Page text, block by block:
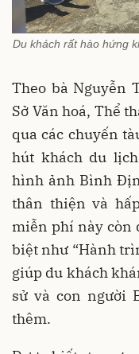
Du khách rất hào hứng
Theo bà Nguyễn
Sở Văn hoá, Thể
qua các chuyến
hút khách du
hình ảnh Bình
thân thiện và
miễn phí này còn
biệt như “Hành
giúp du khách
sử và con người
thêm.